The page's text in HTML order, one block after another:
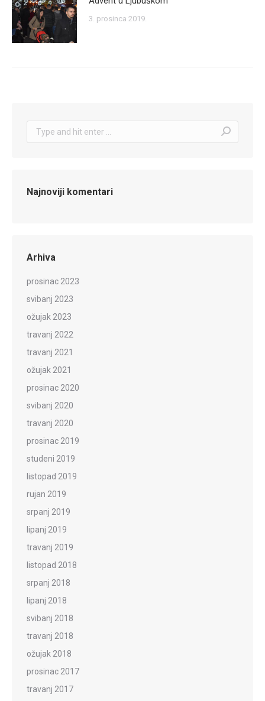
3. prosinca 2019.
Search:
Najnoviji komentari
Arhiva
prosinac 2023
svibanj 2023
ožujak 2023
travanj 2022
travanj 2021
ožujak 2021
prosinac 2020
svibanj 2020
travanj 2020
prosinac 2019
studeni 2019
listopad 2019
rujan 2019
srpanj 2019
lipanj 2019
travanj 2019
listopad 2018
srpanj 2018
lipanj 2018
svibanj 2018
travanj 2018
ožujak 2018
prosinac 2017
travanj 2017